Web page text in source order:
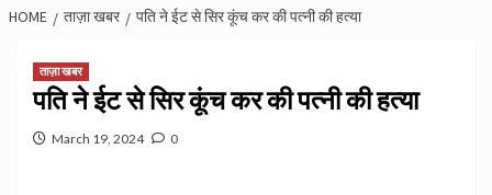
HOME ताज़ा खबर पति ने ईट से सिर कूंच कर की पत्नी की हत्या
ताज़ा खबर
पति ने ईट से सिर कूंच कर की पत्नी की हत्या
March 19, 2024 0